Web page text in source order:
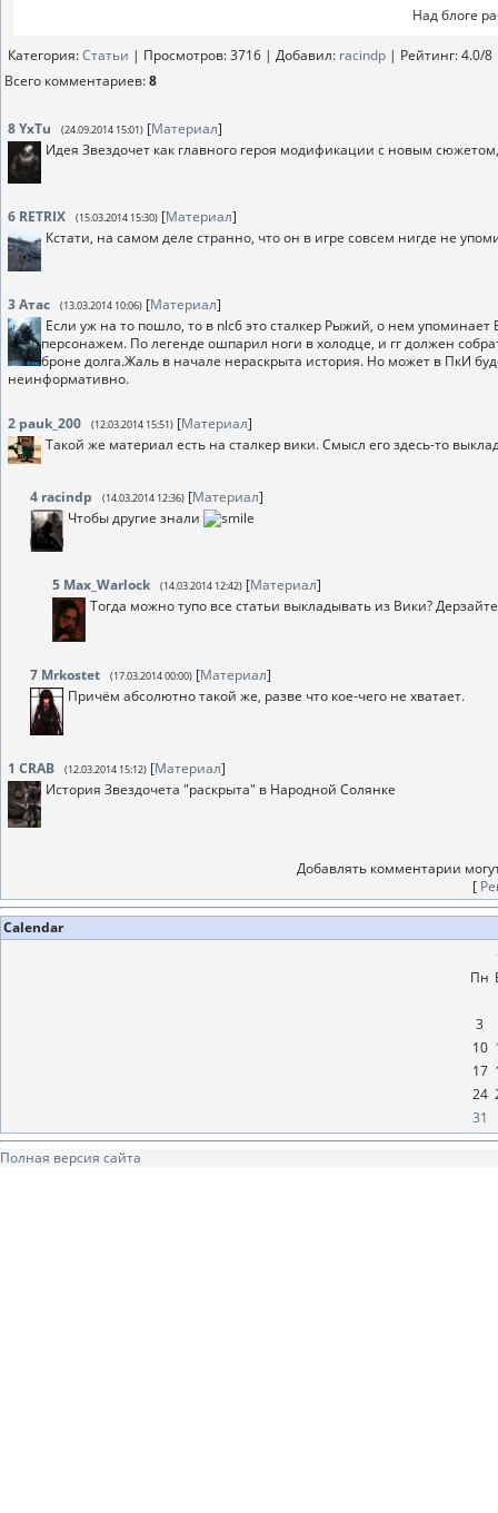
Над блоге
Категория:Статьи | Просмотров: 3716 | Добавил: racindp | Рейтинг:4.0/8
Всего комментариев:8
8YxTu (24.09.2014 15:01) [Материал]
Идея Звездочет как главного героя модификации с новым
6 RETRIX (15.03.2014 15:30) [Материал]
Кстати, на самом деле странно, что он в игре совсем нигде не
3Атас (13.03.2014 10:06) [Материал]
Если уж на то пошло, то в nlc6 это сталкер Рыжий, о нем
персонажем. По легенде ошпарил ноги в холодце, и гг должен
броне долга.Жаль в начале нераскрыта история. Но может в ПкИ
неинформативно.
2 pauk_200 (12.03.2014 15:51) [Материал]
Такой же материал есть на сталкер вики. Смысл его здесь-то
4 racindp (14.03.2014 12:36) [Материал]
Чтобы другие знали
5 Max_Warlock (14.03.2014 12:42) [Материал]
Тогда можно тупо все статьи выкладывать из Вики?
7 Mrkostet (17.03.2014 00:00) [Материал]
Причём абсолютно такой же, разве что кое-чего не хватает.
1 CRAB (12.03.2014 15:12) [Материал]
История Звездочета "раскрыта" в Народной Солянке
Добавлять комментарии
[
Calendar
Пн
3
10
17
24
31
Полная версия сайта